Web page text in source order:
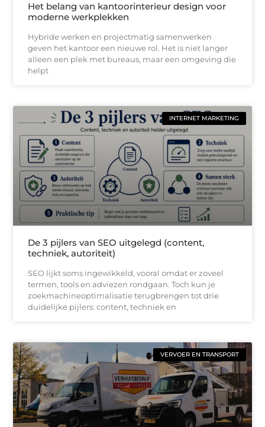
Het belang van kantoorinterieur design voor
moderne werkplekken
Hybride werken en projectmatig samenwerken
geven het kantoor een nieuwe rol. Het is niet langer
alleen een plek met bureaus, maar een omgeving die
helpt
INTERNET MARKETING
De 3 pijlers van SEO uitgelegd (content,
techniek, autoriteit)
SEO lijkt soms ingewikkeld, vooral omdat er zoveel
termen, tools en adviezen rondgaan. Toch kun je
zoekmachineoptimalisatie terugbrengen tot drie
duidelijke pijlers: content, techniek en
VERVOER EN TRANSPORT